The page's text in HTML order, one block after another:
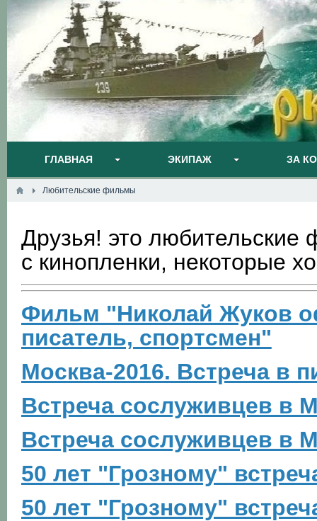
ГЛАВНАЯ ЭКИПАЖ ЗА
Любительские фильмы
Друзья! это
с кинопленки, некоторые
Фильм "Николай Жуков
писатель, спортсмен"
Москва-2016. Встреча в
Встреча сослуживцев в
Встреча сослуживцев в
50 лет "Грозному"
50 лет "Грозному"